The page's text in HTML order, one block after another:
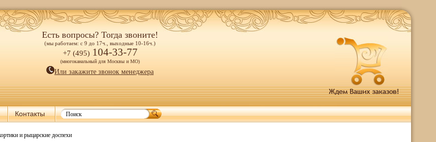
Есть вопросы? Тогда звоните!
(мы работаем: с 9 до 17ч., выходные 10-16ч.)
+7 (495) 104-33-77
(многоканальный для Москвы и МО)
Или закажите звонок менеджера
Контакты
и рыцарские доспехи